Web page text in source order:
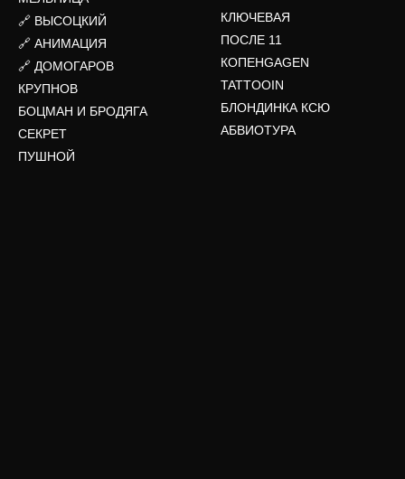
🔗 ВЫСОЦКИЙ
🔗 АНИМАЦИЯ
🔗 ДОМОГАРОВ
КРУПНОВ
БОЦМАН И БРОДЯГА
СЕКРЕТ
ПУШНОЙ
КЛЮЧЕВАЯ
ПОСЛЕ 11
КОПЕНGAGEN
TATTOOIN
БЛОНДИНКА КСЮ
АБВИОТУРА